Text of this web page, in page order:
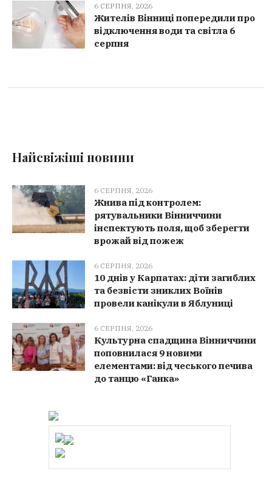
6 СЕРПНЯ, 2026
Жителів Вінниці попередили про
відключення води та світла 6
серпня
Найсвіжіші новини
6 СЕРПНЯ, 2026
Жнива під контролем:
рятувальники Вінниччини
інспектують поля, щоб зберегти
врожай від пожеж
6 СЕРПНЯ, 2026
10 днів у Карпатах: діти загиблих
та безвісти зниклих Воїнів
провели канікули в Яблуниці
6 СЕРПНЯ, 2026
Культурна спадщина Вінниччини
поповнилася 9 новими
елементами: від чеського печива
до танцю «Ганка»